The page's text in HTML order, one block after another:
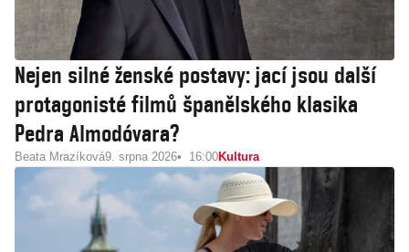
Nejen silné ženské postavy: jací jsou další
protagonisté filmů španělského klasika
Pedra Almodóvara?
Beata Mrazíková9. srpna 2026 16:00Kultura